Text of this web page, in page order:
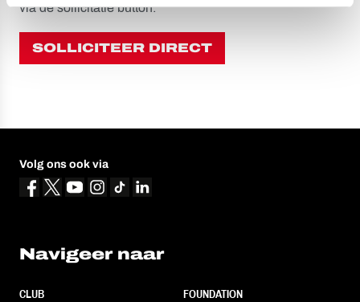
via de sollicitatie button.
SOLLICITEER DIRECT
Volg ons ook via
Navigeer naar
CLUB
FOUNDATION